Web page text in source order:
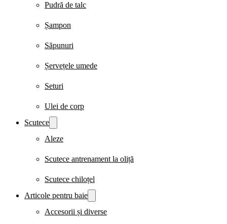
Pudră de talc
Șampon
Săpunuri
Șervețele umede
Seturi
Ulei de corp
Scutece
Aleze
Scutece antrenament la oliță
Scutece chiloțel
Articole pentru baie
Accesorii și diverse